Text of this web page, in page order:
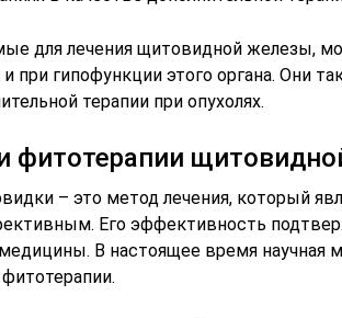
для лечения щитовидной железы,
при гипофункции этого органа. Они
терапии при опухолях.
фитотерапии
– это метод лечения, который
Его эффективность
В настоящее время научная